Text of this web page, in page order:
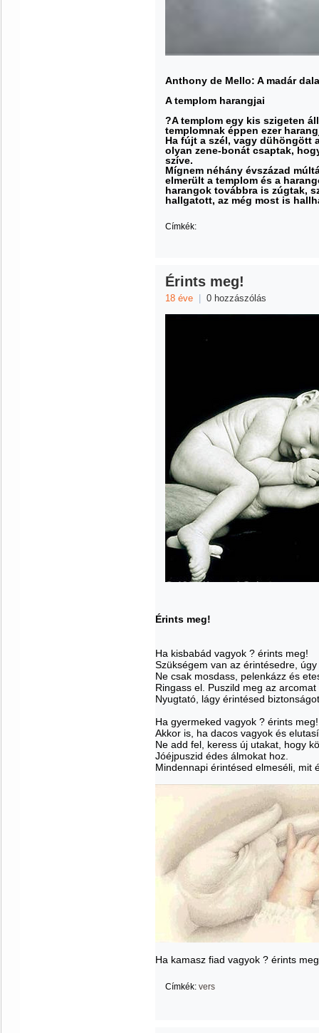
Anthony de Mello: A madár dala
A templom harangjai
?A templom egy kis szigeten
templomnak éppen ezer
Ha fújt a szél, vagy dühöngött
olyan zene-bonát csaptak,
szíve.
Mígnem néhány évszázad
elmerült a templom és a
harangok továbbra is zúgtak,
hallgatott, az még most is
Címkék:
Érints meg!
18 éve 0 hozzászólás
Érints meg!
Ha kisbabád vagyok ? érints meg!
Szükségem van az érintésedre,
Ne csak mosdass, pelenkázz és
Ringass el. Puszild meg az
Nyugtató, lágy érintésed
Ha gyermeked vagyok ? érints meg!
Akkor is, ha dacos vagyok és
Ne add fel, keress új utakat, hogy
Jóéjpuszid édes álmokat hoz.
Mindennapi érintésed elmeséli, mit
Ha kamasz fiad vagyok ? érints
Címkék: vers